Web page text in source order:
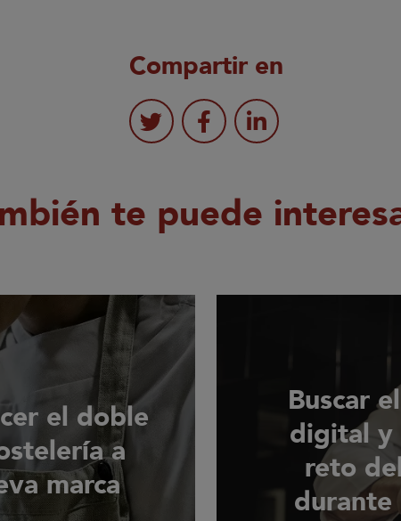
Compartir en
te puede
el doble
a
marca
Buscar
digital y
reto
durante